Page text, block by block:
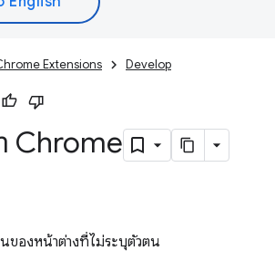
Extensions Develop
Chrome
ของหน้าต่างที่ไม่ระบุตัวตน